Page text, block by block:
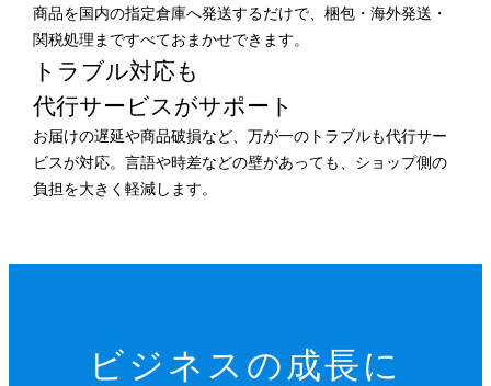
商品を国内の指定倉庫へ発送するだけで、梱包・海外発送・
関税処理まですべておまかせできます。
トラブル対応も
代行サービスがサポート
お届けの遅延や商品破損など、万が一のトラブルも代行サー
ビスが対応。言語や時差などの壁があっても、ショップ側の
負担を大きく軽減します。
ビジネスの成長に